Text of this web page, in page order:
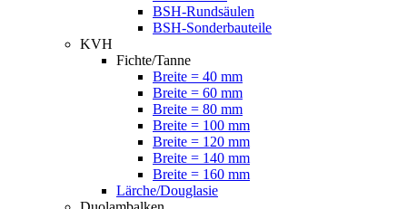
BSH-Rundsäulen
BSH-Sonderbauteile
KVH
Fichte/Tanne
Breite = 40 mm
Breite = 60 mm
Breite = 80 mm
Breite = 100 mm
Breite = 120 mm
Breite = 140 mm
Breite = 160 mm
Lärche/Douglasie